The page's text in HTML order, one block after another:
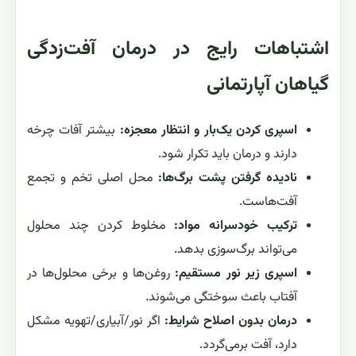
اشتباهات رایج در درمان آفت‌زدگی
گیاهان آپارتمانی
اسپری کردن یک‌بار و انتظار معجزه: بیشتر آفات چرخه
دارند و درمان باید تکرار شود.
نادیده گرفتن پشت برگ‌ها: محل اصلی تخم و تجمع
آفت‌هاست.
ترکیب خودسرانه مواد: مخلوط کردن چند محلول
می‌تواند برگ‌سوزی بدهد.
اسپری زیر نور مستقیم: روغن‌ها و برخی محلول‌ها در
آفتاب باعث سوختگی می‌شوند.
درمان بدون اصلاح شرایط: اگر نور/آبیاری/تهویه مشکل
دارد، آفت برمی‌گردد.